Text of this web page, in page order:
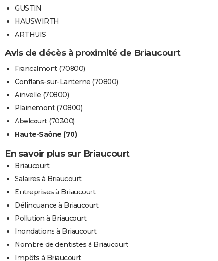
GUSTIN
HAUSWIRTH
ARTHUIS
Avis de décès à proximité de Briaucourt
Francalmont (70800)
Conflans-sur-Lanterne (70800)
Ainvelle (70800)
Plainemont (70800)
Abelcourt (70300)
Haute-Saône (70)
En savoir plus sur Briaucourt
Briaucourt
Salaires à Briaucourt
Entreprises à Briaucourt
Délinquance à Briaucourt
Pollution à Briaucourt
Inondations à Briaucourt
Nombre de dentistes à Briaucourt
Impôts à Briaucourt